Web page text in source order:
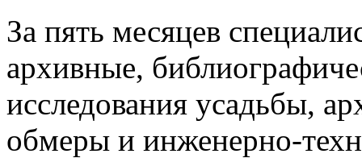
За пять месяцев
архивные,
исследования усадьбы,
обмеры и инженерно-